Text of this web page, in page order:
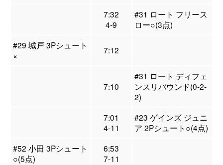
7:32
4-9
#31 ロート フリース
ロー○(3点)
#29 城戸 3Pシュート
×
7:12
7:10
#31 ロート ディフェ
ンスリバウンド(0-2-
2)
7:01
4-11
#23 ゲインズ ジュニ
ア 2Pシュート○(4点)
#52 小田 3Pシュート
○(5点)
6:53
7-11